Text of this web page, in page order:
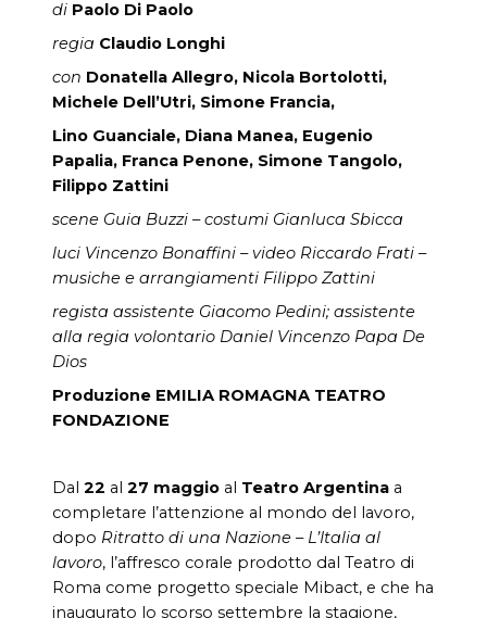
di Paolo Di Paolo
regia Claudio Longhi
con Donatella Allegro, Nicola Bortolotti,
Michele Dell’Utri, Simone Francia,
Lino Guanciale, Diana Manea, Eugenio
Papalia, Franca Penone, Simone Tangolo,
Filippo Zattini
scene Guia Buzzi – costumi Gianluca Sbicca
luci Vincenzo Bonaffini – video Riccardo Frati –
musiche e arrangiamenti Filippo Zattini
regista assistente Giacomo Pedini; assistente
alla regia volontario Daniel Vincenzo Papa De
Dios
Produzione EMILIA ROMAGNA TEATRO
FONDAZIONE
Dal 22 al 27 maggio al Teatro Argentina a
completare l’attenzione al mondo del lavoro,
dopo Ritratto di una Nazione – L’Italia al
lavoro, l’affresco corale prodotto dal Teatro di
Roma come progetto speciale Mibact, e che ha
inaugurato lo scorso settembre la stagione,